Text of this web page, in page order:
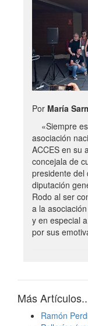
Por María
«Siempre
asociación
ACCES en su
concejala de
presidente del
diputación
Rodo al ser
a la
y en especial
por sus
Más
Ramón